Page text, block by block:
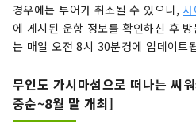
경우에는 투어가 취소될 수 있으니,
에 게시된 운항 정보를 확인하신 후
는 매일 오전 8시 30분경에 업데이트
무인도 가시마섬으로 떠나는 씨
중순~8월 말 개최]